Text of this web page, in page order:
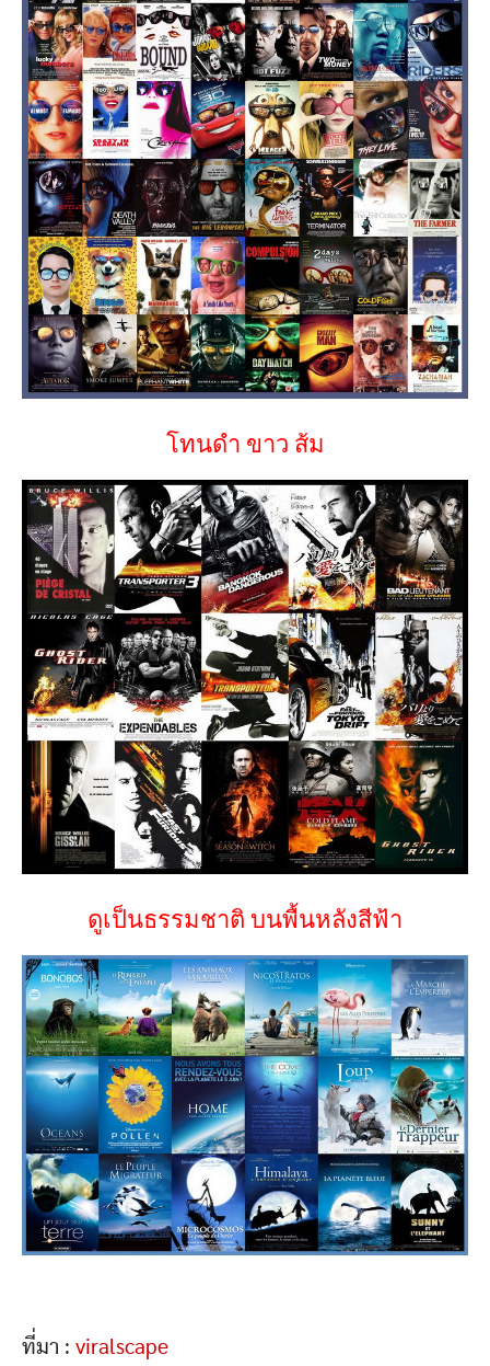
โทนดำ ขาว ส้ม
ดูเป็นธรรมชาติ บนพื้นหลังสีฟ้า
ที่มา : viralscape